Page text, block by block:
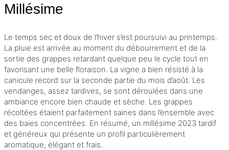
Millésime
Le temps sec et doux de l’hiver s’est poursuivi au printemps.
La pluie est arrivée au moment du débourrement et de la
sortie des grappes retardant quelque peu le cycle tout en
favorisant une belle floraison. La vigne a bien résisté à la
canicule record sur la seconde partie du mois d’août. Les
vendanges, assez tardives, se sont déroulées dans une
ambiance encore bien chaude et sèche. Les grappes
récoltées étaient parfaitement saines dans l’ensemble avec
des baies concentrées. En résumé, un millésime 2023 tardif
et généreux qui présente un profil particulièrement
aromatique, élégant et frais.